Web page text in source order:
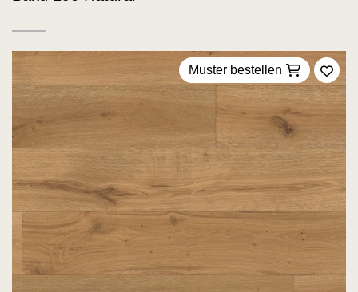
Muster bestellen
Zu